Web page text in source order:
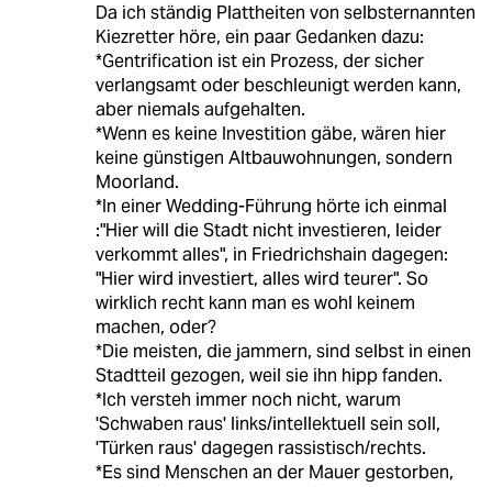
Da ich ständig Plattheiten von selbsternannten
Kiezretter höre, ein paar Gedanken dazu:
*Gentrification ist ein Prozess, der sicher
verlangsamt oder beschleunigt werden kann,
aber niemals aufgehalten.
*Wenn es keine Investition gäbe, wären hier
keine günstigen Altbauwohnungen, sondern
Moorland.
*In einer Wedding-Führung hörte ich einmal
:"Hier will die Stadt nicht investieren, leider
verkommt alles", in Friedrichshain dagegen:
"Hier wird investiert, alles wird teurer". So
wirklich recht kann man es wohl keinem
machen, oder?
*Die meisten, die jammern, sind selbst in einen
Stadtteil gezogen, weil sie ihn hipp fanden.
*Ich versteh immer noch nicht, warum
'Schwaben raus' links/intellektuell sein soll,
'Türken raus' dagegen rassistisch/rechts.
*Es sind Menschen an der Mauer gestorben,